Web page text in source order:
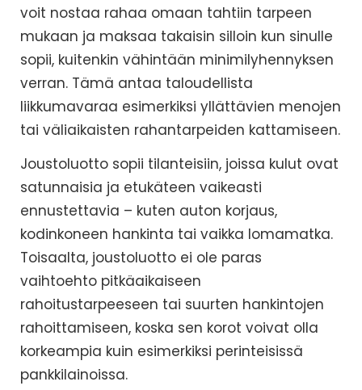
voit nostaa rahaa omaan tahtiin tarpeen
mukaan ja maksaa takaisin silloin kun sinulle
sopii, kuitenkin vähintään minimilyhennyksen
verran. Tämä antaa taloudellista
liikkumavaraa esimerkiksi yllättävien menojen
tai väliaikaisten rahantarpeiden kattamiseen.
Joustoluotto sopii tilanteisiin, joissa kulut ovat
satunnaisia ja etukäteen vaikeasti
ennustettavia – kuten auton korjaus,
kodinkoneen hankinta tai vaikka lomamatka.
Toisaalta, joustoluotto ei ole paras
vaihtoehto pitkäaikaiseen
rahoitustarpeeseen tai suurten hankintojen
rahoittamiseen, koska sen korot voivat olla
korkeampia kuin esimerkiksi perinteisissä
pankkilainoissa.